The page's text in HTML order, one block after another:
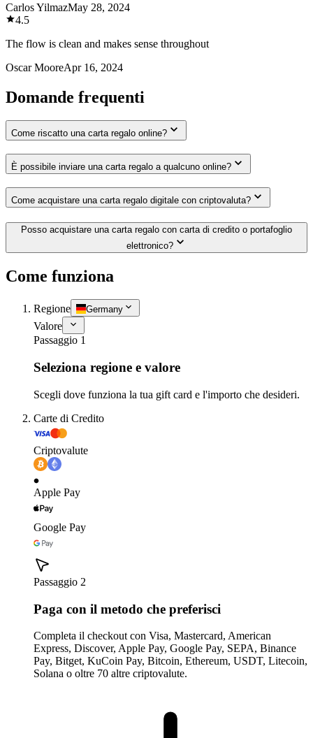
Carlos YilmazMay 28, 2024
4.5
The flow is clean and makes sense throughout
Oscar MooreApr 16, 2024
Domande frequenti
Come riscatto una carta regalo online?
È possibile inviare una carta regalo a qualcuno online?
Come acquistare una carta regalo digitale con criptovaluta?
Posso acquistare una carta regalo con carta di credito o portafoglio
elettronico?
Come funziona
Regione Germany
Valore
Passaggio 1
Seleziona regione e valore
Scegli dove funziona la tua gift card e l'importo che desideri.
Carte di Credito
Criptovalute
Apple Pay
Google Pay
Passaggio 2
Paga con il metodo che preferisci
Completa il checkout con Visa, Mastercard, American
Express, Discover, Apple Pay, Google Pay, SEPA, Binance
Pay, Bitget, KuCoin Pay, Bitcoin, Ethereum, USDT, Litecoin,
Solana o oltre 70 altre criptovalute.